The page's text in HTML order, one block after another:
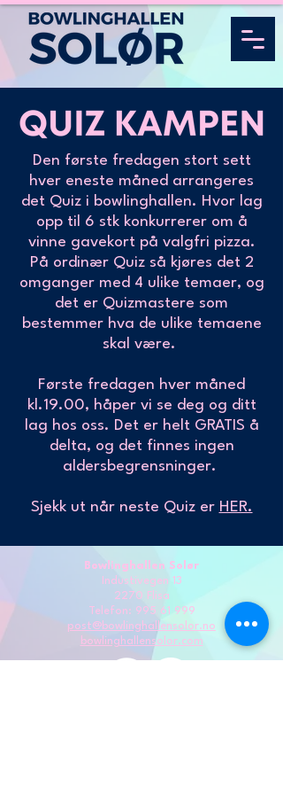
Den første fredagen stort sett
hver eneste måned arrangeres
det Quiz i bowlinghallen. Hvor lag
opp til 6 stk konkurrerer om å
vinne gavekort på valgfri pizza.
På ordinær Quiz så kjøres det 2
omganger med 4 ulike temaer, og
det er Quizmastere som
bestemmer hva de ulike temaene
skal være.
Første fredagen hver måned
kl.19.00, håper vi se deg og ditt
lag hos oss. Det er helt GRATIS å
delta, og det finnes ingen
aldersbegrensninger.
Sjekk ut når neste Quiz er HER.
Bowlinghallen Solør
Industivegen 13
2270 Flisa
Telefon: 995 61 999
post@bowlinghallensolor.no
bowlinghallensolor.com